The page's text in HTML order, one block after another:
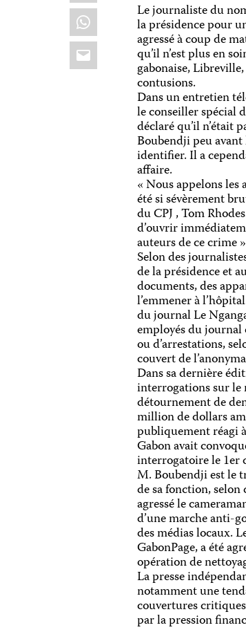
WhatsApp
Email
Le journaliste du
la présidence pour
agressé à coup de
qu’il n’est plus en
gabonaise,
contusions.
Dans un entretien
le conseiller spécial
déclaré qu’il n’était
Boubendji peu
identifier. Il a
affaire.
« Nous appelons
été si sévèrement
du CPJ , Tom
d’ouvrir
auteurs de ce crime
Selon des
de la présidence et
documents, des
l’emmener à
du journal Le
employés du journal
ou d’arrestations,
couvert de
Dans sa dernière
interrogations sur le
détournement de
million de dollars
publiquement réagi
Gabon avait
interrogatoire le 1er
M. Boubendji est le
de sa fonction,
agressé le
d’une marche anti-
des médias locaux.
GabonPage, a été
opération de
La presse
notamment une
couvertures
par la pression